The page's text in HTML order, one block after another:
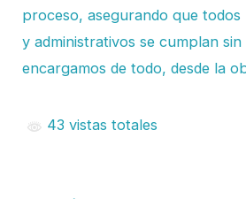
proceso, asegurando que todos
y administrativos se cumplan
encargamos de todo, desde la
43 vistas totales